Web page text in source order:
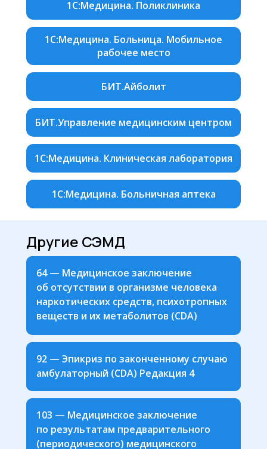
1С:Медицина. Больничная аптека
1С:Медицина. Больница. Мобильное
рабочее место
1С:Медицина. Клиническая лаборатория
БИТ.Айболит
1С:Медицина. Поликлиника
БИТ.Управление медицинским центром
Другие СЭМД
64 — Медицинское заключение
об отсутствии в организме человека
наркотических средств, психотропных
веществ и их метаболитов (CDA)
92 — Эпикриз по законченному случаю
амбулаторный (CDA) Редакция 4
103 — Медицинское заключение
по результатам предварительного
(периодического) медицинского